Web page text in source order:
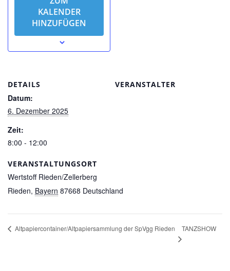
KALENDER
HINZUFÜGEN
DETAILS
Datum:
6. Dezember 2025
Zeit:
8:00 - 12:00
VERANSTALTUNGSORT
Wertstoff Rieden/Zellerberg
Rieden, Bayern 87668 Deutschland
VERANSTALTER
Altpapiercontainer/Altpapiersammlung der SpVgg Rieden TANZSHOW